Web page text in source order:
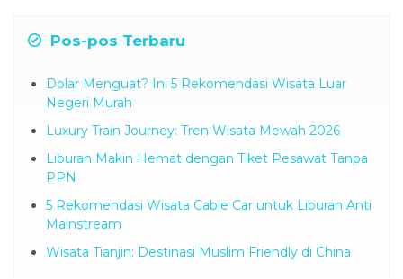
Pos-pos Terbaru
Dolar Menguat? Ini 5 Rekomendasi Wisata Luar
Negeri Murah
Luxury Train Journey: Tren Wisata Mewah 2026
Liburan Makin Hemat dengan Tiket Pesawat Tanpa
PPN
5 Rekomendasi Wisata Cable Car untuk Liburan Anti
Mainstream
Wisata Tianjin: Destinasi Muslim Friendly di China